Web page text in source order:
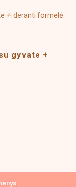
gyvate +